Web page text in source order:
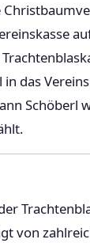
das
Schöberl
von